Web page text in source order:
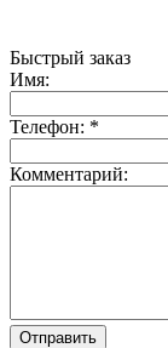
Быстрый заказ
Имя:
Телефон: *
Комментарий:
Отправить